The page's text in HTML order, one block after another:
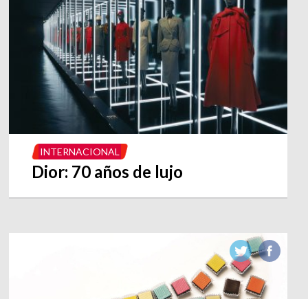
INTERNACIONAL
Dior: 70 años de lujo